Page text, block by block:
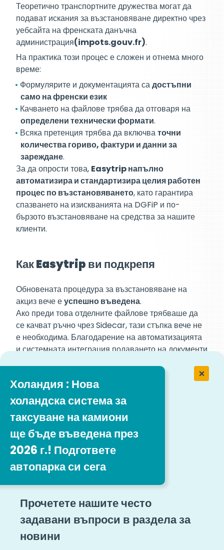
Холандия : Нова
холандска система за
таксуване на камиони
ще бъде въведена през
2026 г.! Подгответе
автопарка си сега
Прочетете нашите често
задавани въпроси в раздела за
новини
Теоретично транспортните дружества могат да
подават искания за възстановяване директно чрез
уебсайта на френската данъчна
администрация(impots.gouv.fr).
На практика този процес е сложен и отнема много
време:
Формулярите и документацията садостъпни
само на френски език
Качването на файлове трябва да отговаря на
определени технически формати.
Всяка претенция трябва да включваточни
количества гориво, фактури и данни за
зареждане.
За да опрости това, Easytrip напълно
автоматизира и стандартизира целия работен
процес по възстановяването, като гарантира
спазването на изискванията на DGFiP и по-
бързото възстановяване на средства за нашите
клиенти.
Как Easytrip ви подкрепя
Обновената процедура за възстановяване на
акциз вече еуспешно въведена.
Ако преди това отделните файлове трябваше да
се качват ръчно чрез Sidecar, тази стъпка вече не
е необходима. Благодарение на автоматизацията
и системната интеграция подаването на документи
Това подобрение е от полза както за нашите
клиенти, така и за френските власти, тъй като
позволявапо-бързо обработване на
документите и намаляване на
административното натоварване
Текущо състояние и перспективи
DGFiP потвърди намерението си да обработва
заявленията за възстановяване на акциз по същия
начин като заявленията за Възстановяване на
ДДС катоцелевият срок за обработка е